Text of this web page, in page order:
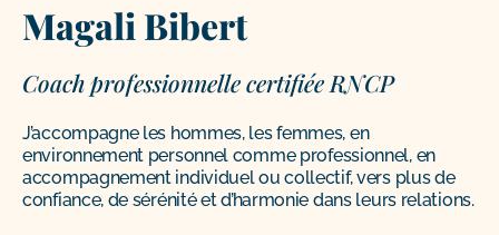
Magali Bibert
Coach professionnelle certifiée RNCP
J’accompagne les hommes, les femmes, en
environnement personnel comme professionnel, en
accompagnement individuel ou collectif, vers plus de
confiance, de sérénité et d’harmonie dans leurs relations.